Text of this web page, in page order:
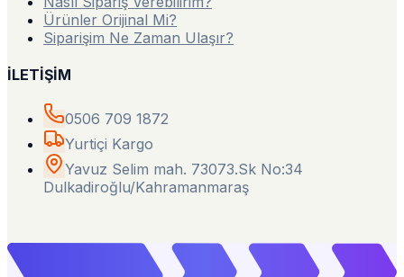
Ürünler Orijinal Mi?
Siparişim Ne Zaman Ulaşır?
İLETİŞİM
0506 709 1872
Yurtiçi Kargo
Yavuz Selim mah. 73073.Sk No:34
Dulkadiroğlu/Kahramanmaraş